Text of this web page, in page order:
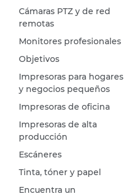
Cámaras PTZ y de red
remotas
Monitores profesionales
Objetivos
Impresoras para hogares
y negocios pequeños
Impresoras de oficina
Impresoras de alta
producción
Escáneres
Tinta, tóner y papel
Encuentra un